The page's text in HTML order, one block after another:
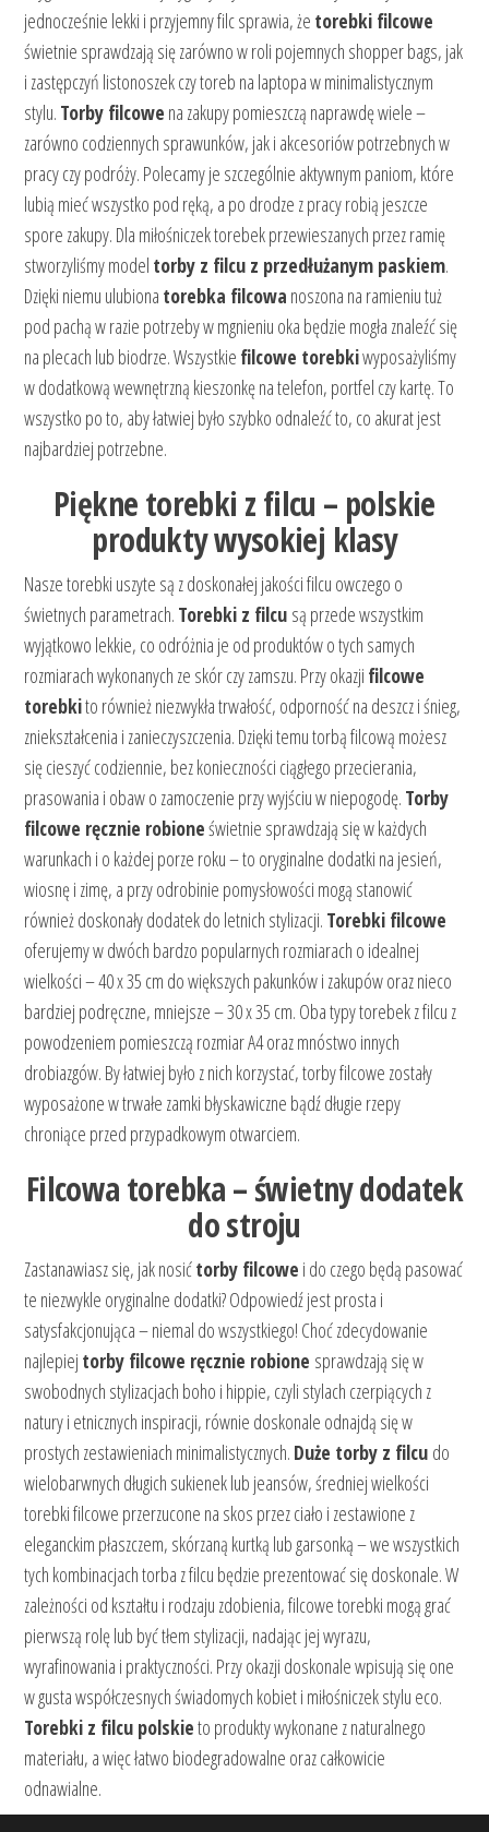
jednocześnie lekki i przyjemny filc sprawia, że torebki filcowe
świetnie sprawdzają się zarówno w roli pojemnych shopper bags, jak
i zastępczyń listonoszek czy toreb na laptopa w minimalistycznym
stylu. Torby filcowe na zakupy pomieszczą naprawdę wiele –
zarówno codziennych sprawunków, jak i akcesoriów potrzebnych w
pracy czy podróży. Polecamy je szczególnie aktywnym paniom, które
lubią mieć wszystko pod ręką, a po drodze z pracy robią jeszcze
spore zakupy. Dla miłośniczek torebek przewieszanych przez ramię
stworzyliśmy model torby z filcu z przedłużanym paskiem.
Dzięki niemu ulubiona torebka filcowa noszona na ramieniu tuż
pod pachą w razie potrzeby w mgnieniu oka będzie mogła znaleźć się
na plecach lub biodrze. Wszystkie filcowe torebkiwyposażyliśmy
w dodatkową wewnętrzną kieszonkę na telefon, portfel czy kartę. To
wszystko po to, aby łatwiej było szybko odnaleźć to, co akurat jest
najbardziej potrzebne.
Piękne torebki z filcu – polskie
produkty wysokiej klasy
Nasze torebki uszyte są z doskonałej jakości filcu owczego o
świetnych parametrach. Torebki z filcu są przede wszystkim
wyjątkowo lekkie, co odróżnia je od produktów o tych samych
rozmiarach wykonanych ze skór czy zamszu. Przy okazji filcowe
torebkito również niezwykła trwałość, odporność na deszcz i śnieg,
zniekształcenia i zanieczyszczenia. Dzięki temu torbą filcową możesz
się cieszyć codziennie, bez konieczności ciągłego przecierania,
prasowania i obaw o zamoczenie przy wyjściu w niepogodę. Torby
filcowe ręcznie robioneświetnie sprawdzają się w każdych
warunkach i o każdej porze roku – to oryginalne dodatki na jesień,
wiosnę i zimę, a przy odrobinie pomysłowości mogą stanowić
również doskonały dodatek do letnich stylizacji. Torebki filcowe
oferujemy w dwóch bardzo popularnych rozmiarach o idealnej
wielkości – 40 x 35 cm do większych pakunków i zakupów oraz nieco
bardziej podręczne, mniejsze – 30 x 35 cm. Oba typy torebek z filcu z
powodzeniem pomieszczą rozmiar A4 oraz mnóstwo innych
drobiazgów. By łatwiej było z nich korzystać, torby filcowe zostały
wyposażone w trwałe zamki błyskawiczne bądź długie rzepy
chroniące przed przypadkowym otwarciem.
Filcowa torebka – świetny dodatek
do stroju
Zastanawiasz się, jak nosićtorby filcowe i do czego będą pasować
te niezwykle oryginalne dodatki? Odpowiedź jest prosta i
satysfakcjonująca – niemal do wszystkiego! Choć zdecydowanie
najlepiej torby filcowe ręcznie robione sprawdzają się w
swobodnych stylizacjach boho i hippie, czyli stylach czerpiących z
natury i etnicznych inspiracji, równie doskonale odnajdą się w
prostych zestawieniach minimalistycznych. Duże torby z filcu do
wielobarwnych długich sukienek lub jeansów, średniej wielkości
torebki filcowe przerzucone na skos przez ciało i zestawione z
eleganckim płaszczem, skórzaną kurtką lub garsonką – we wszystkich
tych kombinacjach torba z filcu będzie prezentować się doskonale. W
zależności od kształtu i rodzaju zdobienia, filcowe torebki mogą grać
pierwszą rolę lub być tłem stylizacji, nadając jej wyrazu,
wyrafinowania i praktyczności. Przy okazji doskonale wpisują się one
w gusta współczesnych świadomych kobiet i miłośniczek stylu eco.
Torebki z filcu polskieto produkty wykonane z naturalnego
materiału, a więc łatwo biodegradowalne oraz całkowicie
odnawialne.